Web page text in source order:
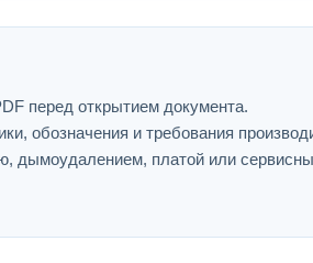
перед открытием документа.
обозначения и требования
дымоудалением, платой или